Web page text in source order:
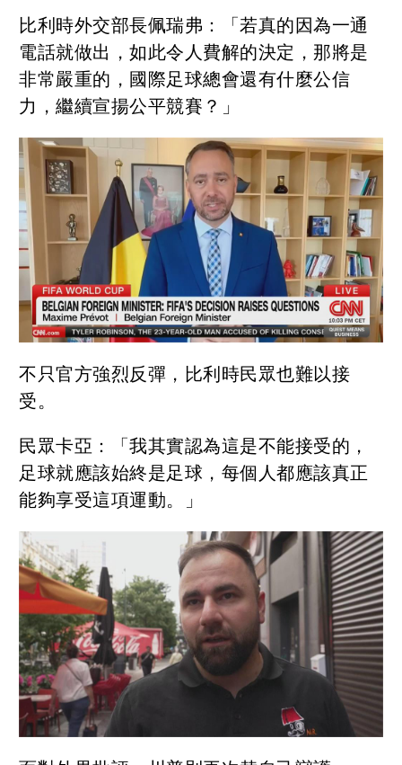
比利時外交部長佩瑞弗：「若真的因為一通
電話就做出，如此令人費解的決定，那將是
非常嚴重的，國際足球總會還有什麼公信
力，繼續宣揚公平競賽？」
不只官方強烈反彈，比利時民眾也難以接
受。
民眾卡亞：「我其實認為這是不能接受的，
足球就應該始終是足球，每個人都應該真正
能夠享受這項運動。」